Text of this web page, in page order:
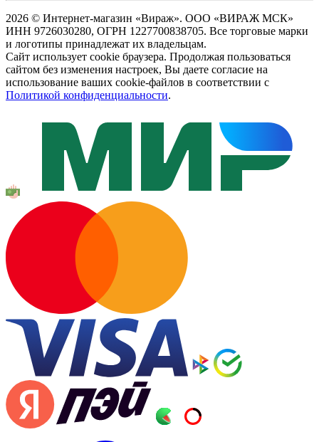
2026 © Интернет-магазин «Вираж». ООО «ВИРАЖ МСК»
ИНН 9726030280, ОГРН 1227700838705. Все торговые марки
и логотипы принадлежат их владельцам.
Сайт использует cookie браузера. Продолжая пользоваться
сайтом без изменения настроек, Вы даете согласие на
использование ваших cookie-файлов в соответствии с
Политикой конфиденциальности.